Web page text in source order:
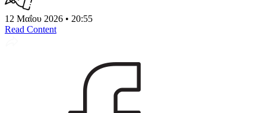
12 Μαΐου 2026 • 20:55
Read Content